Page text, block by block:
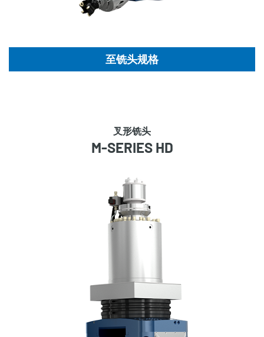
至铣头规格
叉形铣头
M-SERIES HD